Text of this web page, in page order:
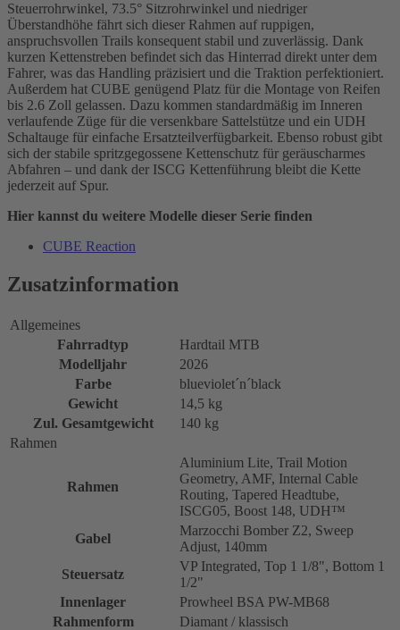
Steuerrohrwinkel, 73.5° Sitzrohrwinkel und niedriger
Überstandhöhe fährt sich dieser Rahmen auf ruppigen,
anspruchsvollen Trails konsequent stabil und zuverlässig. Dank
kurzen Kettenstreben befindet sich das Hinterrad direkt unter dem
Fahrer, was das Handling präzisiert und die Traktion perfektioniert.
Außerdem hat CUBE genügend Platz für die Montage von Reifen
bis 2.6 Zoll gelassen. Dazu kommen standardmäßig im Inneren
verlaufende Züge für die versenkbare Sattelstütze und ein UDH
Schaltauge für einfache Ersatzteilverfügbarkeit. Ebenso robust gibt
sich der stabile spritzgegossene Kettenschutz für geräuscharmes
Abfahren – und dank der ISCG Kettenführung bleibt die Kette
jederzeit auf Spur.
Hier kannst du weitere Modelle dieser Serie finden
CUBE Reaction
Zusatzinformation
Allgemeines
Fahrradtyp
Hardtail MTB
Modelljahr
2026
Farbe
blueviolet´n´black
Gewicht
14,5 kg
Zul. Gesamtgewicht
140 kg
Rahmen
Rahmen
Aluminium Lite, Trail Motion
Geometry, AMF, Internal Cable
Routing, Tapered Headtube,
ISCG05, Boost 148, UDH™
Gabel
Marzocchi Bomber Z2, Sweep
Adjust, 140mm
Steuersatz
VP Integrated, Top 1 1/8", Bottom 1
1/2"
Innenlager
Prowheel BSA PW-MB68
Rahmenform
Diamant / klassisch